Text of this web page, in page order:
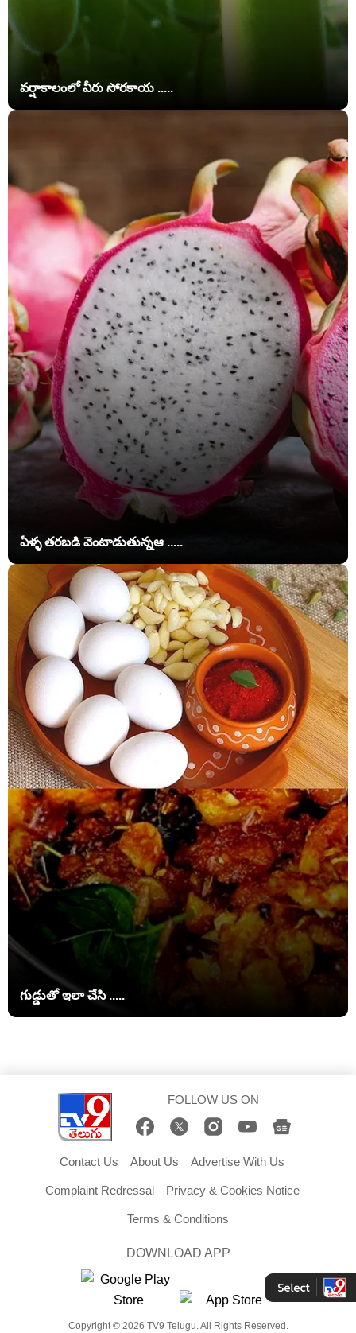
వర్షాకాలంలో వీరు సోరకాయ .....
ఏళ్ళ తరబడి వెంటాడుతున్నఆ .....
గుడ్డుతో ఇలా చేసి .....
FOLLOW US ON
Contact Us About Us Advertise With Us
Complaint Redressal Privacy & Cookies Notice
Terms & Conditions
DOWNLOAD APP
Copyright © 2026 TV9 Telugu. All Rights Reserved.